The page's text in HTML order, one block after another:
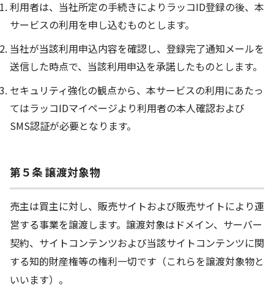
利用者は、当社所定の手続きによりラッコID登録の後、本
サービスの利用を申し込むものとします。
当社が当該利用申込内容を確認し、登録完了通知メールを
送信した時点で、当該利用申込を承諾したものとします。
セキュリティ強化の観点から、本サービスの利用にあたっ
てはラッコIDマイページより利用者の本人確認および
SMS認証が必要となります。
第５条 譲渡対象物
売主は買主に対し、販売サイトおよび販売サイトにより運
営する事業を譲渡します。譲渡対象はドメイン、サーバー
契約、サイトコンテンツおよび当該サイトコンテンツに関
する知的財産権等の権利一切です（これらを譲渡対象物と
いいます）。